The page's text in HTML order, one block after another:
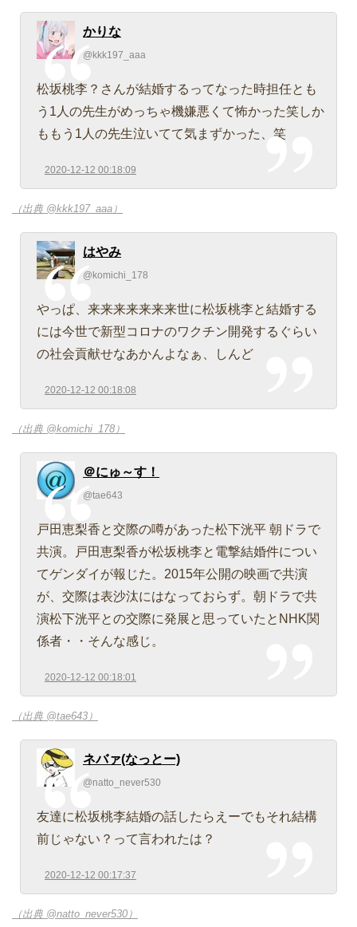
かりな
@kkk197_aaa
松坂桃李？さんが結婚するってなった時担任とも
う1人の先生がめっちゃ機嫌悪くて怖かった笑しか
ももう1人の先生泣いてて気まずかった、笑
2020-12-12 00:18:09
（出典 @kkk197_aaa）
はやみ
@komichi_178
やっぱ、来来来来来来来世に松坂桃李と結婚する
には今世で新型コロナのワクチン開発するぐらい
の社会貢献せなあかんよなぁ、しんど
2020-12-12 00:18:08
（出典 @komichi_178）
＠にゅ～す！
@tae643
戸田恵梨香と交際の噂があった松下洸平 朝ドラで
共演。戸田恵梨香が松坂桃李と電撃結婚件につい
てゲンダイが報じた。2015年公開の映画で共演
が、交際は表沙汰にはなっておらず。朝ドラで共
演松下洸平との交際に発展と思っていたとNHK関
係者・・そんな感じ。
2020-12-12 00:18:01
（出典 @tae643）
ネバァ(なっとー)
@natto_never530
友達に松坂桃李結婚の話したらえーでもそれ結構
前じゃない？って言われたは？
2020-12-12 00:17:37
（出典 @natto_never530）